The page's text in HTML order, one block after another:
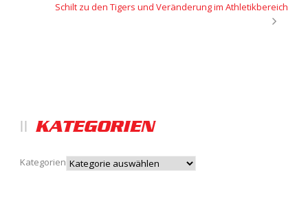
Schilt zu den Tigers und Veränderung im Athletikbereich
KATEGORIEN
Kategorien